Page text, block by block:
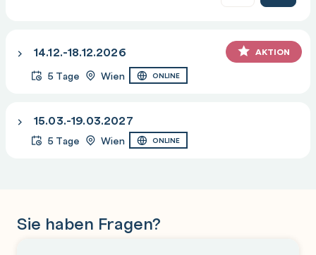
14.12.-18.12.2026 AKTION
5 Tage Wien ONLINE
15.03.-19.03.2027
5 Tage Wien ONLINE
Sie haben Fragen?